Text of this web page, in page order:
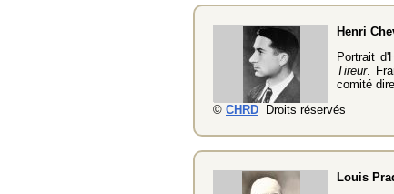
Henri
Portrait
Tireur.
comité
© CHRD Droits réservés
Louis